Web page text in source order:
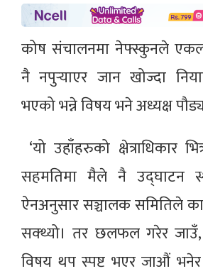
कोष संचालनमा नेफ्स्कुनले
नै नपुर्‍याएर जान खोज्दा
भएको भन्ने विषय भने अध्यक्ष
‘यो उहाँहरुको क्षेत्राधिकार
सहमतिमा मैले नै उद्घाटन
ऐनअनुसार सञ्चालक समितिले
सक्थ्यो। तर छलफल गरेर
विषय थप स्पष्ट भएर जाऔं